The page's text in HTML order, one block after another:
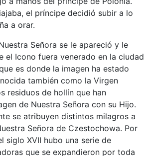
el príncipe decidió subir a lo
a orar.
Señora se le apareció y le
el Icono fuera venerado en la ciudad
es donde la imagen ha estado
también como la Virgen
residuos de hollín que han
de Nuestra Señora con su Hijo.
se atribuyen distintos milagros a
Señora de Czestochowa. Por
siglo XVII hubo una serie de
que se expandieron por toda